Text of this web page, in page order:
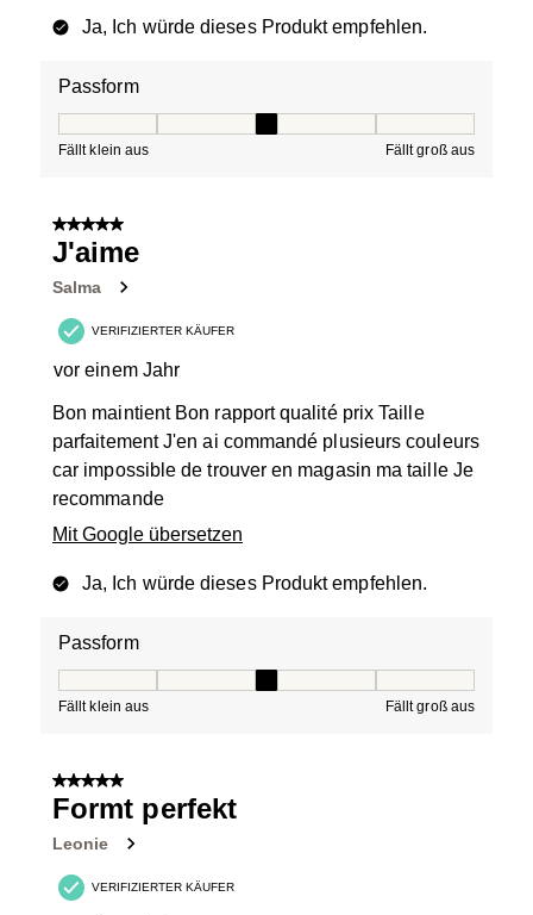
Ja, Ich würde dieses Produkt empfehlen.
Passform
Fällt klein aus Fällt groß aus
5 von 5 Sternen.
J'aime
Salma
VERIFIZIERTER KÄUFER
vor einem Jahr
Bon maintient Bon rapport qualité prix Taille
parfaitement J'en ai commandé plusieurs couleurs
car impossible de trouver en magasin ma taille Je
recommande
Mit Google übersetzen
Ja, Ich würde dieses Produkt empfehlen.
Passform
Fällt klein aus Fällt groß aus
5 von 5 Sternen.
Formt perfekt
Leonie
VERIFIZIERTER KÄUFER